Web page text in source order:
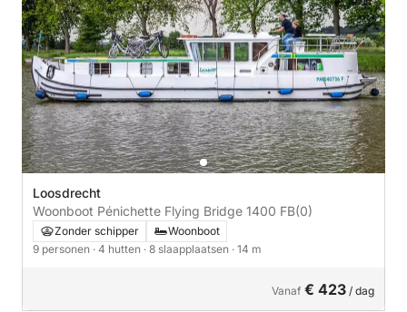
Loosdrecht
Woonboot Pénichette Flying Bridge 1400 FB(0)
Zonder schipper
Woonboot
9 personen · 4 hutten · 8 slaapplaatsen · 14 m
Vanaf € 423 / dag